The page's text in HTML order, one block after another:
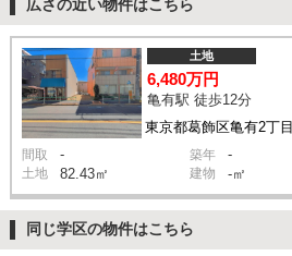
広さの近い物件はこちら
東京都葛飾区亀有2丁目
土地
6,480万円
亀有駅 徒歩12分
間取 - 築年 -
土地 82.43㎡ 建物 -㎡
同じ学区の物件はこちら